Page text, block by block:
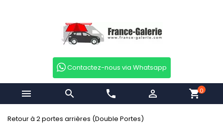
Contactez-nous via Whatsapp
  phone  shopping_cart0
Retour à 2 portes arrières (Double Portes)